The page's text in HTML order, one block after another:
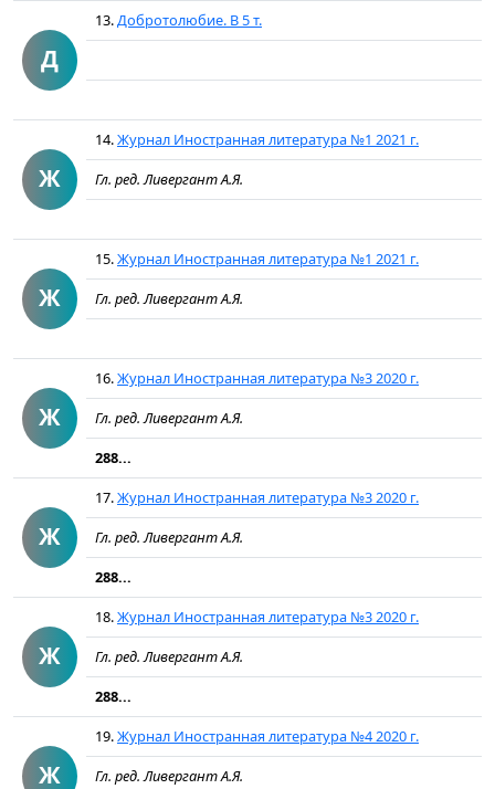
Д
13.Добротолюбие. В 5 т.
Ж
14.Журнал Иностранная литература №1 2021 г.
Гл. ред. Ливергант А.Я.
Ж
15.Журнал Иностранная литература №1 2021 г.
Гл. ред. Ливергант А.Я.
Ж
16.Журнал Иностранная литература №3 2020 г.
Гл. ред. Ливергант А.Я.
288...
Ж
17.Журнал Иностранная литература №3 2020 г.
Гл. ред. Ливергант А.Я.
288...
Ж
18.Журнал Иностранная литература №3 2020 г.
Гл. ред. Ливергант А.Я.
288...
Ж
19.Журнал Иностранная литература №4 2020 г.
Гл. ред. Ливергант А.Я.